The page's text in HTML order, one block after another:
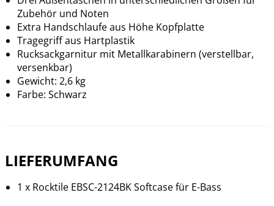
Zubehör und Noten
Extra Handschlaufe aus Höhe Kopfplatte
Tragegriff aus Hartplastik
Rucksackgarnitur mit Metallkarabinern (verstellbar,
versenkbar)
Gewicht: 2,6 kg
Farbe: Schwarz
LIEFERUMFANG
1 x Rocktile EBSC-2124BK Softcase für E-Bass